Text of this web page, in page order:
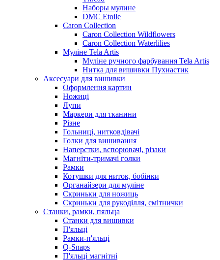
Наборы мулине
DMC Etoile
Caron Collection
Caron Collection Wildflowers
Caron Collection Waterlilies
Муліне Tela Artis
Муліне ручного фарбування Tela Artis
Нитка для вишивки Пухнастик
Аксесуари для вишивки
Оформлення картин
Ножиці
Лупи
Маркери для тканини
Різне
Гольниці, нитковдівачі
Голки для вишивання
Наперстки, вспорювачі, різаки
Магніти-тримачі голки
Рамки
Котушки для ниток, бобінки
Органайзери для муліне
Скриньки для ножиць
Скриньки для рукоділля, смітнички
Станки, рамки, пяльца
Станки для вишивки
П'яльці
Рамки-п'яльці
Q-Snaps
П'яльці магнітні